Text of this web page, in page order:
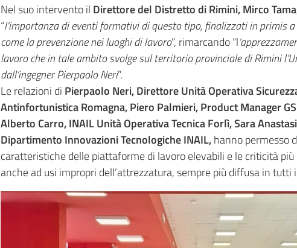
Nel suo intervento il Direttore del Distretto di Rimini, Mirco
“l’importanza di eventi formativi di questo tipo, finalizzati in primis
come la prevenzione nei luoghi di lavoro”, rimarcando “l
lavoro che in tale ambito svolge sul territorio provinciale di Rimini
dall’ingegner Pierpaolo Neri”.
Le relazioni di Pierpaolo Neri, Direttore Unità Operativa
Antinfortunistica Romagna, Piero Palmieri, Product Manager
Alberto Carro, INAIL Unità Operativa Tecnica Forlì, Sara
Dipartimento Innovazioni Tecnologiche INAIL,hanno permesso
caratteristiche delle piattaforme di lavoro elevabili e le criticità
anche ad usi impropri dell’attrezzatura, sempre più diffusa in